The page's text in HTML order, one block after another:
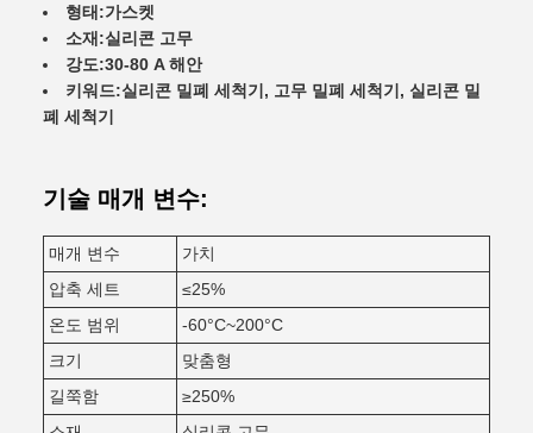
형태:가스켓
소재:실리콘 고무
강도:30-80 A 해안
키워드:실리콘 밀폐 세척기, 고무 밀폐 세척기, 실리콘 밀
폐 세척기
기술 매개 변수:
매개 변수
가치
압축 세트
≤25%
온도 범위
-60°C~200°C
크기
맞춤형
길쭉함
≥250%